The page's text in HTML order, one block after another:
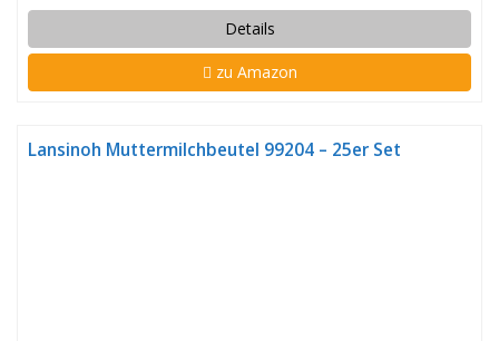
Details
zu Amazon
Lansinoh Muttermilchbeutel 99204 – 25er Set